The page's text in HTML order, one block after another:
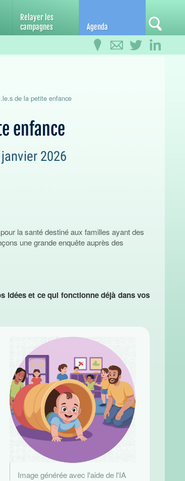
Relayer les
campagnes
Agenda
de la petite enfance
enfance
2026
la santé destiné aux familles ayant des
une grande enquête auprès des
idées et ce qui fonctionne déjà dans vos
Image générée avec l'aide de l'IA